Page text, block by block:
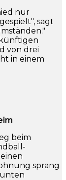
nur
sagt
von drei
in einem
beim
sprang